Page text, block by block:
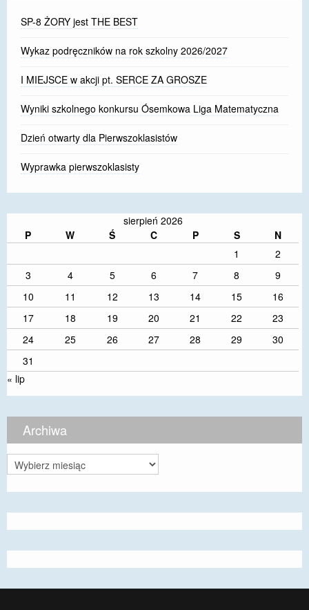
SP-8 ŻORY jest THE BEST
Wykaz podręczników na rok szkolny 2026/2027
I MIEJSCE w akcji pt. SERCE ZA GROSZE
Wyniki szkolnego konkursu Ósemkowa Liga Matematyczna
Dzień otwarty dla Pierwszoklasistów
Wyprawka pierwszoklasisty
sierpień 2026
P
W Ś C P S
N
1
2
3
4 5 6 7 8
9
10
11 12 13 14 15
16
17
18 19 20 21 22
23
24
25 26 27 28 29
30
31
« lip
Archiwa
Archiwa